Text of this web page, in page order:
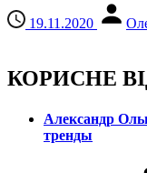
19.11.2020
КОРИСНЕ
Александр
тренды